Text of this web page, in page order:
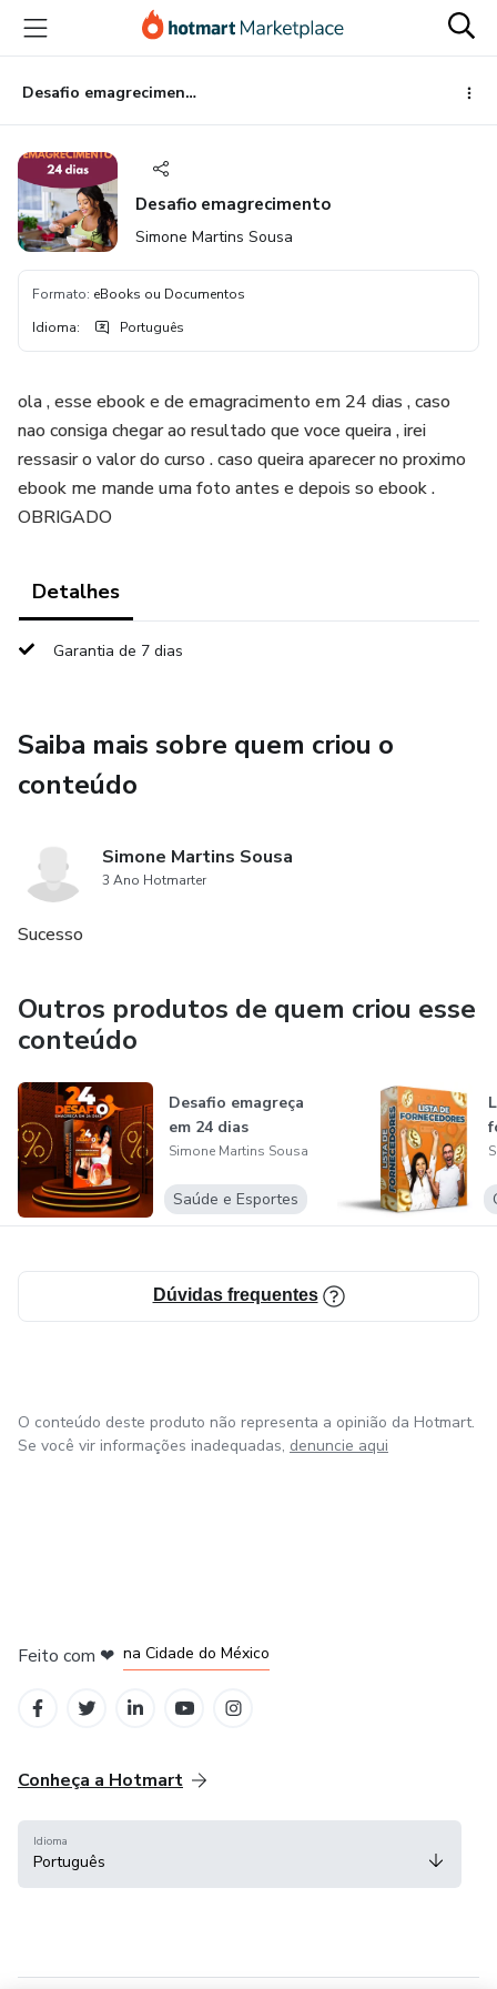
para
conteúdo
principal
para
pagamento
para
rodapé
Desafio emagrecimento
Desafio emagrecimento
Simone Martins Sousa
Formato: eBooks ou Documentos
Idioma: Português
ola , esse ebook e de emagracimento em 24 dias , caso
nao consiga chegar ao resultado que voce queira , irei
ressasir o valor do curso . caso queira aparecer no proximo
ebook me mande uma foto antes e depois so ebook .
OBRIGADO
Detalhes
Garantia de 7 dias
Saiba mais sobre quem criou o
conteúdo
Simone Martins Sousa
3 Ano Hotmarter
Sucesso
Outros produtos de quem criou esse
conteúdo
Desafio emagreça
em 24 dias
Simone Martins Sousa
Saúde e Esportes
Dúvidas frequentes
O conteúdo deste produto não representa a opinião da Hotmart.
Se você vir informações inadequadas, denuncie aqui
Feito com ❤ na Cidade do México
Conheça a Hotmart
Idioma
Português